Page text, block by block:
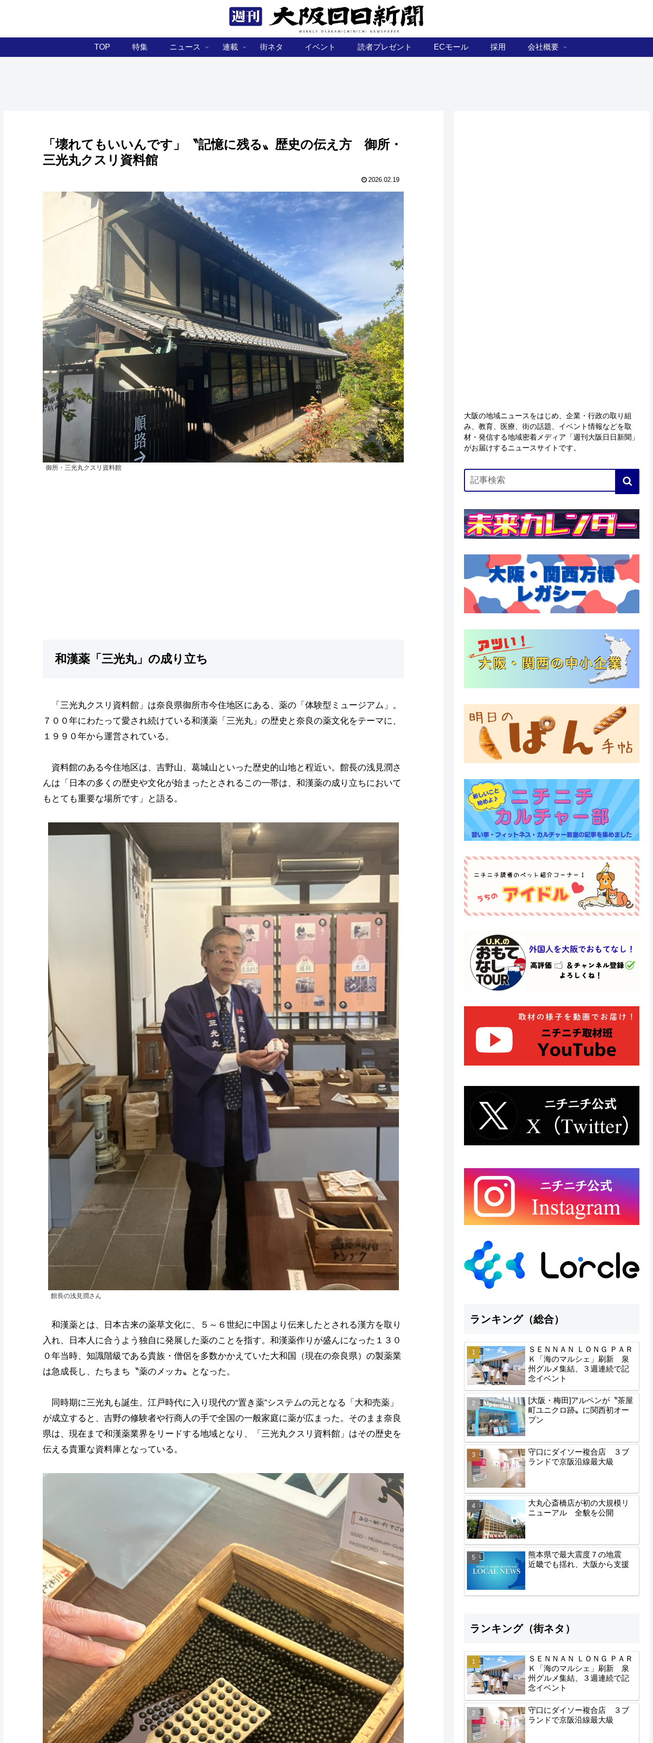
TOP 特集 ニュース 連載 街ネタ イベント 読者プレゼント ECモール 採用 会社概要
「壊れてもいいんです」〝記憶に残る〟歴史の伝え方 御所・
三光丸クスリ資料館
2026.02.19
御所・三光丸クスリ資料館
和漢薬「三光丸」の成り立ち
「三光丸クスリ資料館」は奈良県御所市今住地区にある、薬の「体験型ミュージアム」。
７００年にわたって愛され続けている和漢薬「三光丸」の歴史と奈良の薬文化をテーマに、
１９９０年から運営されている。
資料館のある今住地区は、吉野山、葛城山といった歴史的山地と程近い。館長の浅見潤さ
んは「日本の多くの歴史や文化が始まったとされるこの一帯は、和漢薬の成り立ちにおいて
もとても重要な場所です」と語る。
館長の浅見潤さん
和漢薬とは、日本古来の薬草文化に、５～６世紀に中国より伝来したとされる漢方を取り
入れ、日本人に合うよう独自に発展した薬のことを指す。和漢薬作りが盛んになった１３０
０年当時、知識階級である貴族・僧侶を多数かかえていた大和国（現在の奈良県）の製薬業
は急成長し、たちまち〝薬のメッカ〟となった。
同時期に三光丸も誕生。江戸時代に入り現代の“置き薬”システムの元となる「大和売薬」
が成立すると、吉野の修験者や行商人の手で全国の一般家庭に薬が広まった。そのまま奈良
県は、現在まで和漢薬業界をリードする地域となり、「三光丸クスリ資料館」はその歴史を
伝える貴重な資料庫となっている。
大阪の地域ニュースをはじめ、企業・行政の取り組
み、教育、医療、街の話題、イベント情報などを取
材・発信する地域密着メディア「週刊大阪日日新聞」
がお届けするニュースサイトです。
ランキング（総合）
地域
ＳＥＮＮＡＮ ＬＯＮＧ ＰＡＲ
Ｋ「海のマルシェ」刷新 泉
州グルメ集結、３週連続で記
念イベント
地域
[大阪・梅田]アルペンが〝茶屋
町ユニクロ跡〟に関西初オー
プン
地域
守口にダイソー複合店 ３ブ
ランドで京阪沿線最大級
経済
大丸心斎橋店が初の大規模リ
ニューアル 全貌を公開
地域
熊本県で最大震度７の地震
近畿でも揺れ、大阪から支援
ランキング（街ネタ）
地域
ＳＥＮＮＡＮ ＬＯＮＧ ＰＡＲ
Ｋ「海のマルシェ」刷新 泉
州グルメ集結、３週連続で記
念イベント
地域
守口にダイソー複合店 ３ブ
ランドで京阪沿線最大級